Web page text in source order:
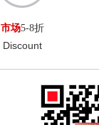
市场5-8折
Discount